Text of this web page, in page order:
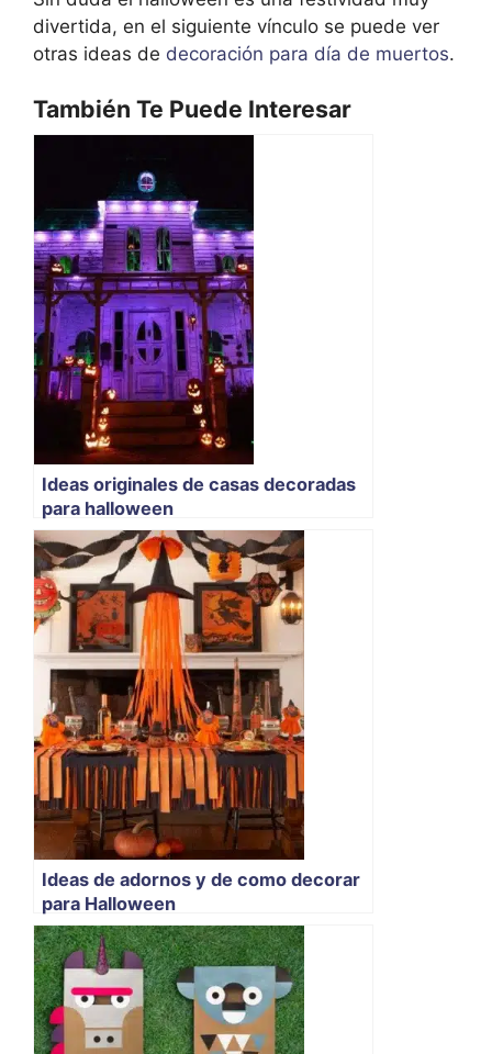
divertida, en el siguiente vínculo se puede ver
otras ideas de decoración para día de muertos.
También Te Puede Interesar
Ideas originales de casas decoradas
para halloween
Ideas de adornos y de como decorar
para Halloween